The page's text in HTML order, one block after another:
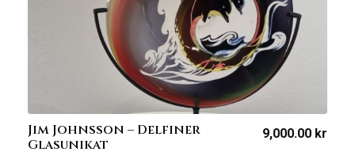
13,000.00 kr.
Jim Johnsson – Delfiner
Glasunikat
9,000.00 kr